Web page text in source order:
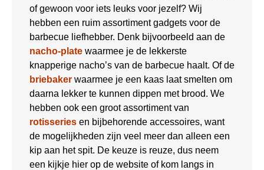
of gewoon voor iets leuks voor jezelf? Wij
hebben een ruim assortiment gadgets voor de
barbecue liefhebber. Denk bijvoorbeeld aan de
nacho-plate waarmee je de lekkerste
knapperige nacho’s van de barbecue haalt. Of de
briebaker waarmee je een kaas laat smelten om
daarna lekker te kunnen dippen met brood. We
hebben ook een groot assortiment van
rotisseries en bijbehorende accessoires, want
de mogelijkheden zijn veel meer dan alleen een
kip aan het spit. De keuze is reuze, dus neem
een kijkje hier op de website of kom langs in